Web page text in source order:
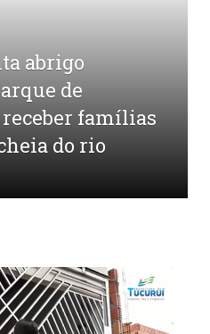
abrigo
de
famílias
do rio